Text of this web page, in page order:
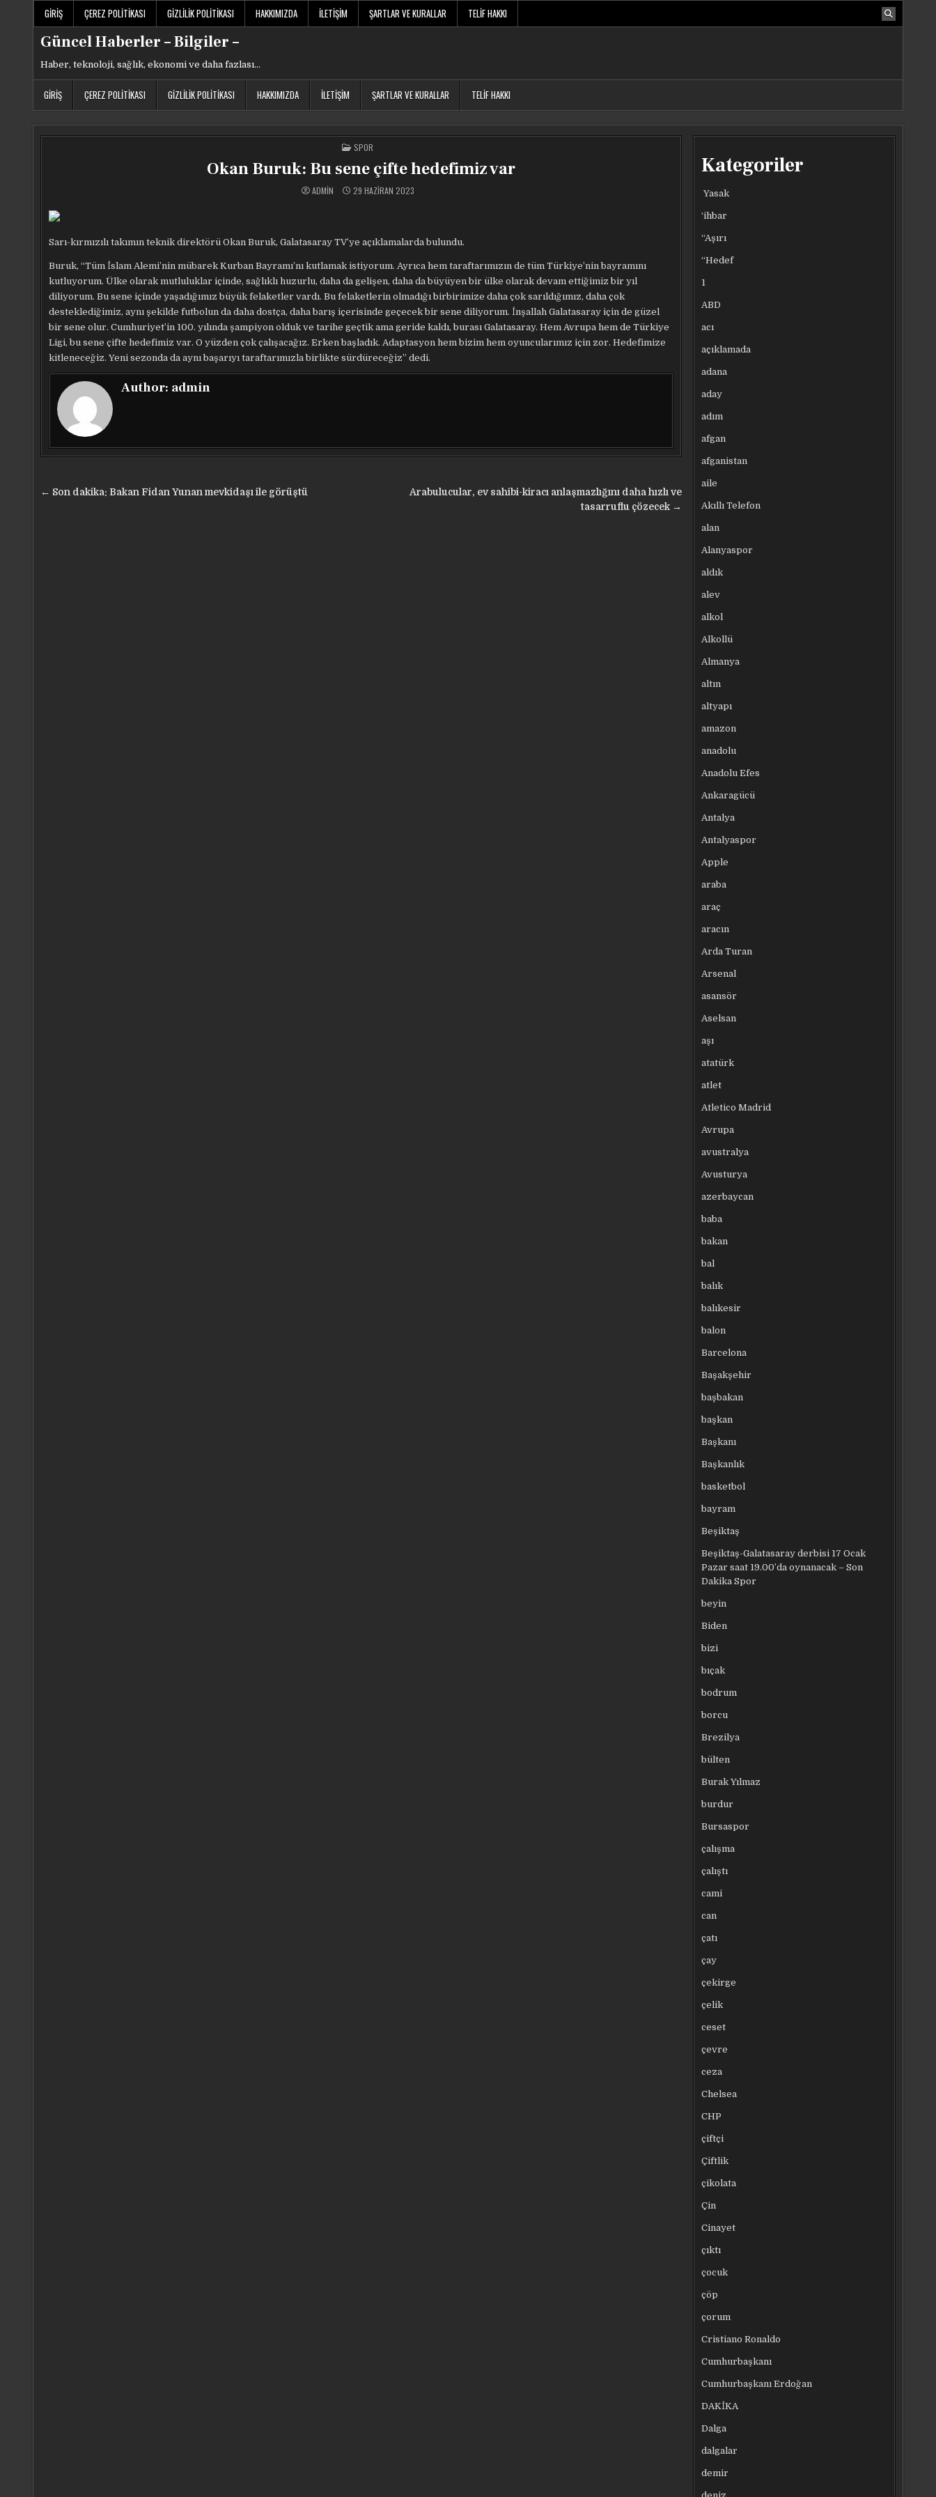
GIRIŞ ÇEREZ POLITIKASI GIZLILIK POLITIKASI HAKKIMIZDA İLETIŞIM ŞARTLAR VE KURALLAR TELIF HAKKI
Güncel Haberler – Bilgiler –
Haber, teknoloji, sağlık, ekonomi ve daha fazlası…
GIRIŞ ÇEREZ POLITIKASI GIZLILIK POLITIKASI HAKKIMIZDA İLETIŞIM ŞARTLAR VE KURALLAR TELIF HAKKI
POSTED
IN
SPOR
Okan Buruk: Bu sene çifte hedefimiz var
ADMIN 29 HAZIRAN 2023
Sarı-kırmızılı takımın teknik direktörü Okan Buruk, Galatasaray TV’ye açıklamalarda bulundu.
Buruk, “Tüm İslam Alemi’nin mübarek Kurban Bayramı’nı kutlamak istiyorum. Ayrıca hem taraftarımızın de tüm Türkiye’nin bayramını
kutluyorum. Ülke olarak mutluluklar içinde, sağlıklı huzurlu, daha da gelişen, daha da büyüyen bir ülke olarak devam ettiğimiz bir yıl
diliyorum. Bu sene içinde yaşadığımız büyük felaketler vardı. Bu felaketlerin olmadığı birbirimize daha çok sarıldığımız, daha çok
desteklediğimiz, aynı şekilde futbolun da daha dostça, daha barış içerisinde geçecek bir sene diliyorum. İnşallah Galatasaray için de güzel
bir sene olur. Cumhuriyet’in 100. yılında şampiyon olduk ve tarihe geçtik ama geride kaldı, burası Galatasaray. Hem Avrupa hem de Türkiye
Ligi, bu sene çifte hedefimiz var. O yüzden çok çalışacağız. Erken başladık. Adaptasyon hem bizim hem oyuncularımız için zor. Hedefimize
kitleneceğiz. Yeni sezonda da aynı başarıyı taraftarımızla birlikte sürdüreceğiz” dedi.
Author: admin
Yazı
Arabulucular, ev sahibi-kiracı anlaşmazlığını daha hızlı ve
tasarruflu çözecek →
← Son dakika: Bakan Fidan Yunan mevkidaşı ile görüştü
Kategoriler
Yasak
‘ihbar
“Aşırı
“Hedef
1
ABD
acı
açıklamada
adana
aday
adım
afgan
afganistan
aile
Akıllı Telefon
alan
Alanyaspor
aldık
alev
alkol
Alkollü
Almanya
altın
altyapı
amazon
anadolu
Anadolu Efes
Ankaragücü
Antalya
Antalyaspor
Apple
araba
araç
aracın
Arda Turan
Arsenal
asansör
Aselsan
aşı
atatürk
atlet
Atletico Madrid
Avrupa
avustralya
Avusturya
azerbaycan
baba
bakan
bal
balık
balıkesir
balon
Barcelona
Başakşehir
başbakan
başkan
Başkanı
Başkanlık
basketbol
bayram
Beşiktaş
Beşiktaş-Galatasaray derbisi 17 Ocak
Pazar saat 19.00’da oynanacak – Son
Dakika Spor
beyin
Biden
bizi
bıçak
bodrum
borcu
Brezilya
bülten
Burak Yılmaz
burdur
Bursaspor
çalışma
çalıştı
cami
can
çatı
çay
çekirge
çelik
ceset
çevre
ceza
Chelsea
CHP
çiftçi
Çiftlik
çikolata
Çin
Cinayet
çıktı
çocuk
çöp
çorum
Cristiano Ronaldo
Cumhurbaşkanı
Cumhurbaşkanı Erdoğan
DAKİKA
Dalga
dalgalar
demir